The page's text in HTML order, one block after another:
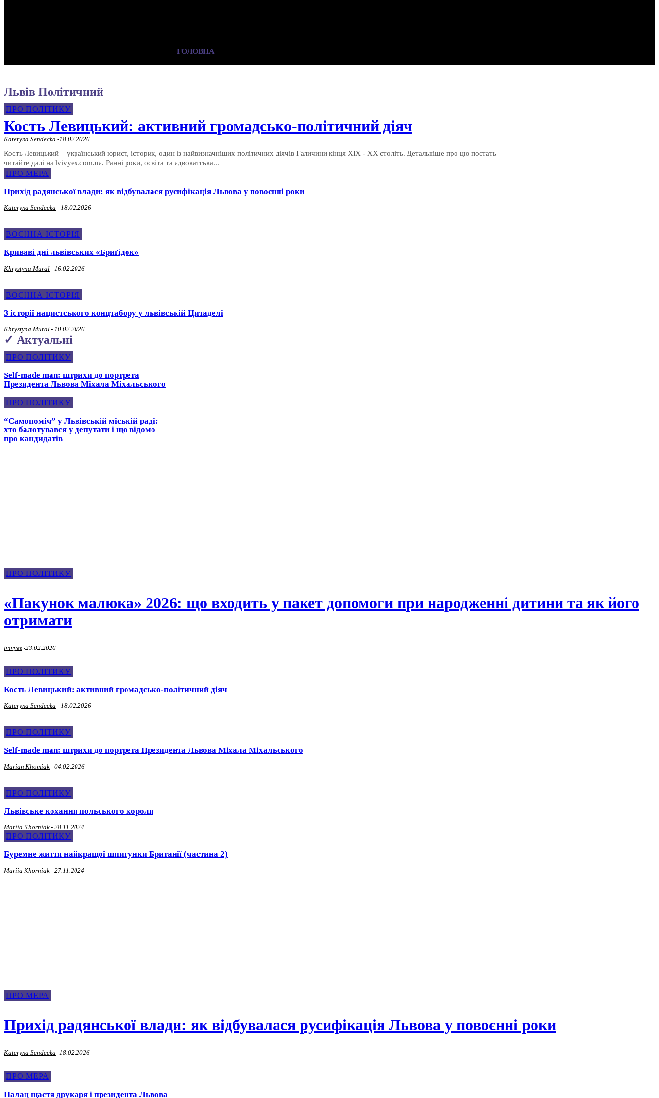
ГОЛОВНА
Львів Політичний
ПРО ПОЛІТИКУ
Кость Левицький: активний громадсько-політичний діяч
Kateryna Sendecka -18.02.2026
Кость Левицький – український юрист, історик, один із найвизначніших політичних діячів Галичини кінця XIX - XX століть. Детальніше про цю постать
читайте далі на lvivyes.com.ua. Ранні роки, освіта та адвокатська...
ПРО МЕРА
Прихід радянської влади: як відбувалася русифікація Львова у повоєнні роки
Kateryna Sendecka - 18.02.2026
ВОЄННА ІСТОРІЯ
Криваві дні львівських «Бриґідок»
Khrystyna Mural - 16.02.2026
ВОЄННА ІСТОРІЯ
З історії нацистського концтабору у львівській Цитаделі
Khrystyna Mural - 10.02.2026
✓ Актуальні
ПРО ПОЛІТИКУ
Self-made man: штрихи до портрета
Президента Львова Міхала Міхальського
ПРО ПОЛІТИКУ
“Самопоміч” у Львівській міській раді:
хто балотувався у депутати і що відомо
про кандидатів
ПРО ПОЛІТИКУ
«Пакунок малюка» 2026: що входить у пакет допомоги при народженні дитини та як його
отримати
lvivyes -23.02.2026
ПРО ПОЛІТИКУ
Кость Левицький: активний громадсько-політичний діяч
Kateryna Sendecka - 18.02.2026
ПРО ПОЛІТИКУ
Self-made man: штрихи до портрета Президента Львова Міхала Міхальського
Marian Khomiak - 04.02.2026
ПРО ПОЛІТИКУ
Львівське кохання польського короля
Mariia Khorniak - 28.11.2024
ПРО ПОЛІТИКУ
Буремне життя найкращої шпигунки Британії (частина 2)
Mariia Khorniak - 27.11.2024
ПРО МЕРА
Прихід радянської влади: як відбувалася русифікація Львова у повоєнні роки
Kateryna Sendecka -18.02.2026
ПРО МЕРА
Палац щастя друкаря і президента Львова